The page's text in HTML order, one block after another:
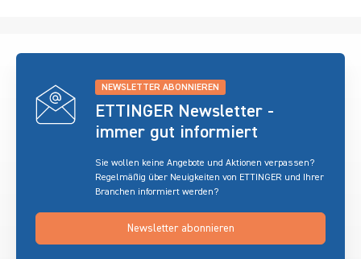
NEWSLETTER ABONNIEREN
ETTINGER Newsletter -
immer gut informiert
Sie wollen keine Angebote und Aktionen verpassen?
Regelmäßig über Neuigkeiten von ETTINGER und Ihrer
Branchen informiert werden?
Newsletter abonnieren